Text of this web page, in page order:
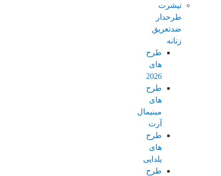
تیشرت
طرحدار
ضدتعریق
زنانه
طرح
های
2026
طرح
های
مینیمال
آرت
طرح
های
یلدایی
طرح